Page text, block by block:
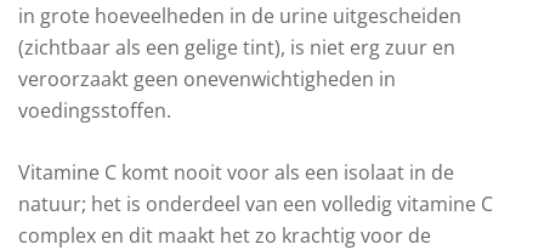
in grote hoeveelheden in de urine uitgescheiden
(zichtbaar als een gelige tint), is niet erg zuur en
veroorzaakt geen onevenwichtigheden in
voedingsstoffen.
Vitamine C komt nooit voor als een isolaat in de
natuur; het is onderdeel van een volledig vitamine C
complex en dit maakt het zo krachtig voor de